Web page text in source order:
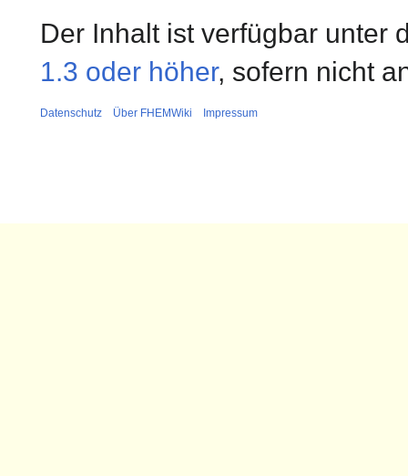
Der Inhalt ist verfügbar unter
1.3 oder höher, sofern nicht
Datenschutz Über FHEMWiki Impressum